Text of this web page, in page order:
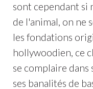
sont cependant si
de l'animal, on ne
les fondations
hollywoodien, ce
se complaire
ses banalités de